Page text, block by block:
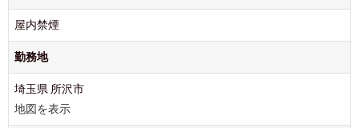
屋内禁煙
勤務地
埼玉県 所沢市
地図を表示